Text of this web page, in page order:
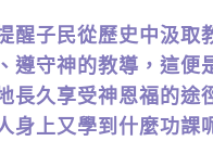
醒子民從歷史中汲取
遵守神的教導，這便
長久享受神恩福的途
身上又學到什麼功課